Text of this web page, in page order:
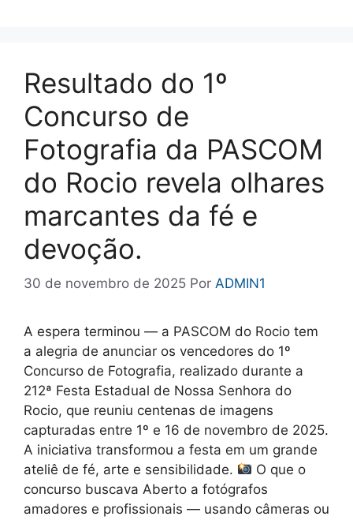
Resultado do 1º
Concurso de
Fotografia da PASCOM
do Rocio revela olhares
marcantes da fé e
devoção.
30 de novembro de 2025 Por ADMIN1
A espera terminou — a PASCOM do Rocio tem
a alegria de anunciar os vencedores do 1º
Concurso de Fotografia, realizado durante a
212ª Festa Estadual de Nossa Senhora do
Rocio, que reuniu centenas de imagens
capturadas entre 1º e 16 de novembro de 2025.
A iniciativa transformou a festa em um grande
ateliê de fé, arte e sensibilidade.
O que o
concurso buscava Aberto a fotógrafos
amadores e profissionais — usando câmeras ou